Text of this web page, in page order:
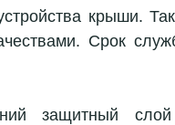
крыши.
Срок
защитный слой